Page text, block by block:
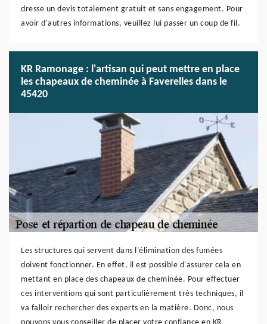
dresse un devis totalement gratuit et sans engagement. Pour
avoir d'autres informations, veuillez lui passer un coup de fil.
KR Ramonage : l'artisan qui peut mettre en place
les chapeaux de cheminée à Faverelles dans le
45420
Les structures qui servent dans l'élimination des fumées
doivent fonctionner. En effet, il est possible d'assurer cela en
mettant en place des chapeaux de cheminée. Pour effectuer
ces interventions qui sont particulièrement très techniques, il
va falloir rechercher des experts en la matière. Donc, nous